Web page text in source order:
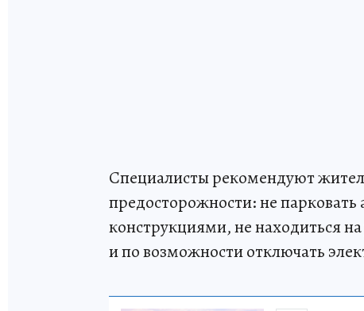
Специалисты рекомендуют
предосторожности: не
конструкциями, не находиться
и по возможности отключать